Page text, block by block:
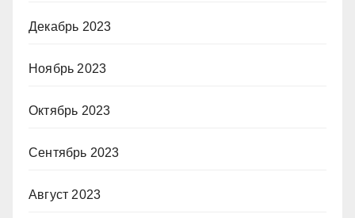
Декабрь 2023
Ноябрь 2023
Октябрь 2023
Сентябрь 2023
Август 2023